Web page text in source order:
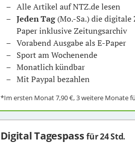
Alle Artikel auf NTZ.de lesen
Jeden Tag(Mo.-Sa.) die digitale
Paper inklusive Zeitungsarchiv
Vorabend Ausgabe als E-Paper
Sport am Wochenende
Monatlich kündbar
Mit Paypal bezahlen
*Im ersten Monat7,90 €, 3 weitere Monate
Digital Tagespassfür 24 Std.